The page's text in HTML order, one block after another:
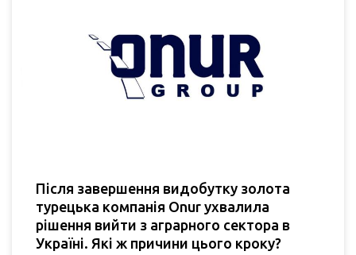
Після завершення видобутку золота
турецька компанія Onur ухвалила
рішення вийти з аграрного сектора в
Україні. Які ж причини цього кроку?